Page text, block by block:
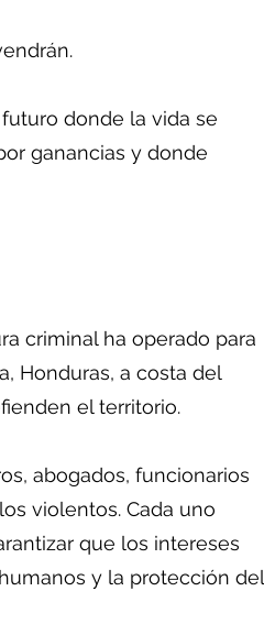
donde la vida se
ganancias y donde
criminal ha operado para
Honduras, a costa del
el territorio.
abogados, funcionarios
violentos. Cada uno
que los intereses
y la protección del